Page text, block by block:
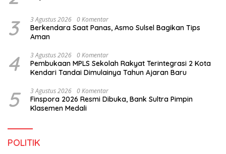
3 3 Agustus 2026 0 Komentar
Berkendara Saat Panas, Asmo Sulsel Bagikan Tips
Aman
4 3 Agustus 2026 0 Komentar
Pembukaan MPLS Sekolah Rakyat Terintegrasi 2 Kota
Kendari Tandai Dimulainya Tahun Ajaran Baru
5 3 Agustus 2026 0 Komentar
Finspora 2026 Resmi Dibuka, Bank Sultra Pimpin
Klasemen Medali
POLITIK